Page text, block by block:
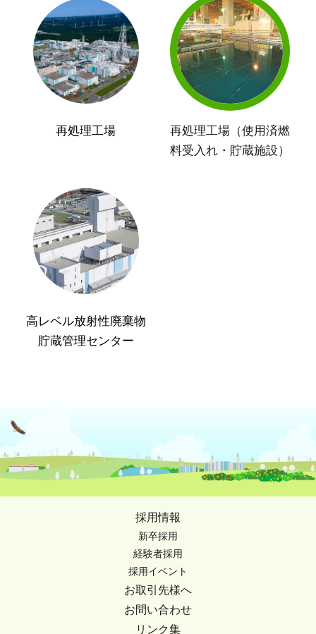
再処理工場
再処理工場（使用済燃
料受入れ・貯蔵施設）
高レベル放射性廃棄物
貯蔵管理センター
採用情報
新卒採用
経験者採用
採用イベント
お取引先様へ
お問い合わせ
リンク集